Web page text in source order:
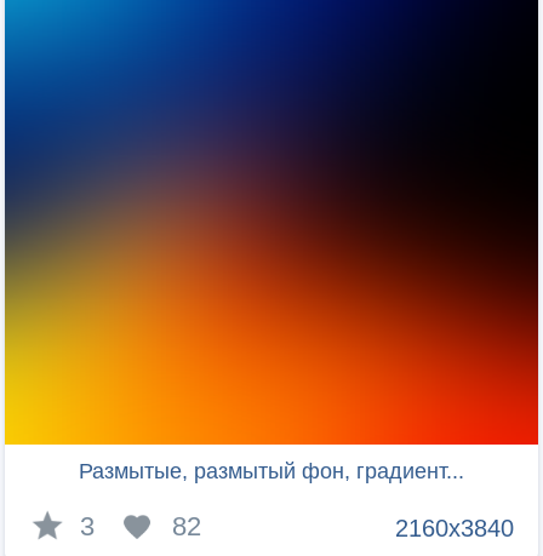
Размытые, размытый фон, градиент...
2160x3840
3 82